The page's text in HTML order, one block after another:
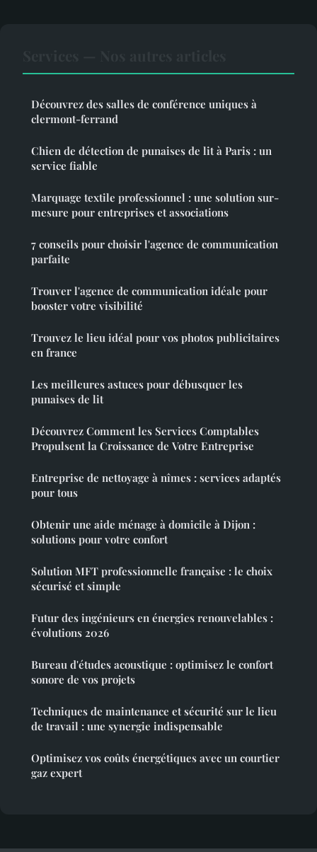
Découvrez des salles de conférence uniques à
clermont-ferrand
Chien de détection de punaises de lit à Paris : un
service fiable
Marquage textile professionnel : une solution sur-
mesure pour entreprises et associations
7 conseils pour choisir l'agence de communication
parfaite
Trouver l'agence de communication idéale pour
booster votre visibilité
Trouvez le lieu idéal pour vos photos publicitaires
en france
Les meilleures astuces pour débusquer les
punaises de lit
Découvrez Comment les Services Comptables
Propulsent la Croissance de Votre Entreprise
Entreprise de nettoyage à nîmes : services adaptés
pour tous
Obtenir une aide ménage à domicile à Dijon :
solutions pour votre confort
Solution MFT professionnelle française : le choix
sécurisé et simple
Futur des ingénieurs en énergies renouvelables :
évolutions 2026
Bureau d'études acoustique : optimisez le confort
sonore de vos projets
Techniques de maintenance et sécurité sur le lieu
de travail : une synergie indispensable
Optimisez vos coûts énergétiques avec un courtier
gaz expert